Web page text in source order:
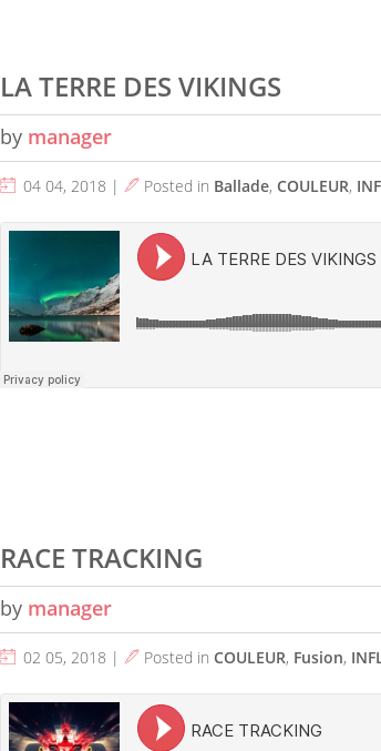
LA TERRE DES VIKINGS
by manager
04 04, 2018 | Posted in Ballade, COULEUR,
RACE TRACKING
by manager
02 05, 2018 | Posted in COULEUR, Fusion,